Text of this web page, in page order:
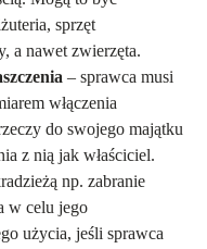
sprzęt
a nawet zwierzęta.
– sprawca musi
włączenia
do swojego majątku
z nią jak właściciel.
np. zabranie
w celu jego
użycia, jeśli sprawca